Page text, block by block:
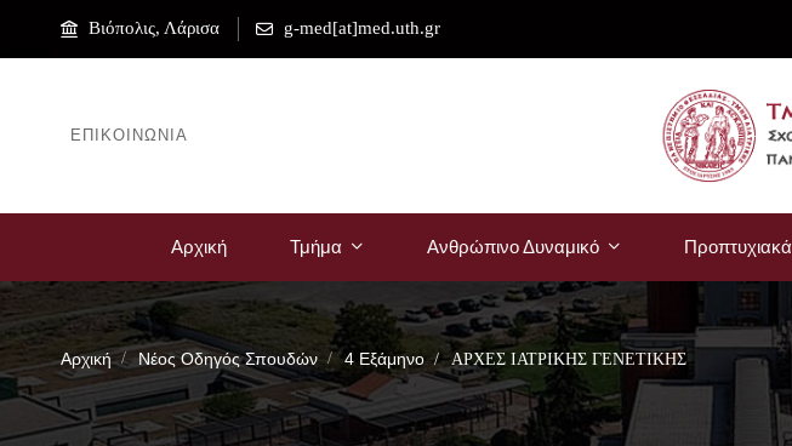
Βιόπολις, Λάρισα g-med[at]med.uth.gr
ΕΠΙΚΟΙΝΩΝΊΑ
Αρχική Τμήμα Ανθρώπινο Δυναμικό Προπτυχιακά
Αρχική Νέος Οδηγός Σπουδών 4 Εξάμηνο ΑΡΧΕΣ ΙΑΤΡΙΚΗΣ ΓΕΝΕΤΙΚΗΣ